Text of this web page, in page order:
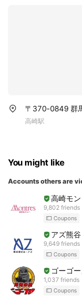
〒370-0849 群
高崎駅
You might like
Accounts others are
高崎モ
9,802 friends
Coupons
アズ熊谷
9,649 friends
Coupons
ゴーゴ
1,037 friends
Coupons